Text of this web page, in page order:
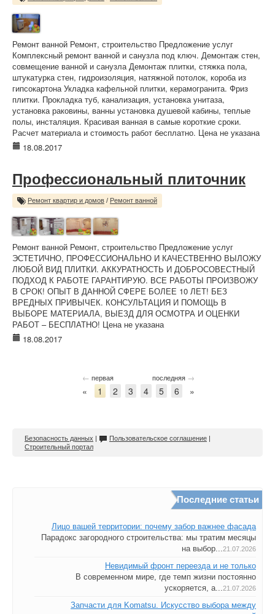
Ремонт ванной Ремонт, строительство Предложение услуг
Комплексный ремонт ванной и санузла под ключ. Демонтаж стен,
совмещение ванной и санузла Демонтаж плитки, стяжка пола,
штукатурка стен, гидроизоляция, натяжной потолок, короба из
гипсокартона Укладка кафельной плитки, керамогранита. Фриз
плитки. Прокладка туб, канализация, установка унитаза,
установка раковины, ванны установка душевой кабины, теплые
полы, инсталяция. Красивая ванная в самые короткие сроки.
Расчет материала и стоимость работ бесплатно. Цена не указана
18.08.2017
Профессиональный плиточник
Ремонт квартир и домов / Ремонт ванной
Ремонт ванной Ремонт, строительство Предложение услуг
ЭСТЕТИЧНО, ПРОФЕССИОНАЛЬНО И КАЧЕСТВЕННО ВЫЛОЖУ
ЛЮБОЙ ВИД ПЛИТКИ. АККУРАТНОСТЬ И ДОБРОСОВЕСТНЫЙ
ПОДХОД К РАБОТЕ ГАРАНТИРУЮ. ВСЕ РАБОТЫ ПРОИЗВОЖУ
В СРОК! ОПЫТ В ДАННОЙ СФЕРЕ БОЛЕЕ 10 ЛЕТ! БЕЗ
ВРЕДНЫХ ПРИВЫЧЕК. КОНСУЛЬТАЦИЯ И ПОМОЩЬ В
ВЫБОРЕ МАТЕРИАЛА, ВЫЕЗД ДЛЯ ОСМОТРА И ОЦЕНКИ
РАБОТ – БЕСПЛАТНО! Цена не указана
18.08.2017
← первая последняя →
« 1 2 3 4 5 6 »
Безопасность данных | Пользовательское соглашение |
Строительный портал
Последние статьи
Лицо вашей территории: почему забор важнее фасада
Парадокс загородного строительства: мы тратим месяцы
на выбор...21.07.2026
Невидимый фронт переезда и не только
В современном мире, где темп жизни постоянно
ускоряется, а...21.07.2026
Запчасти для Komatsu. Искусство выбора между